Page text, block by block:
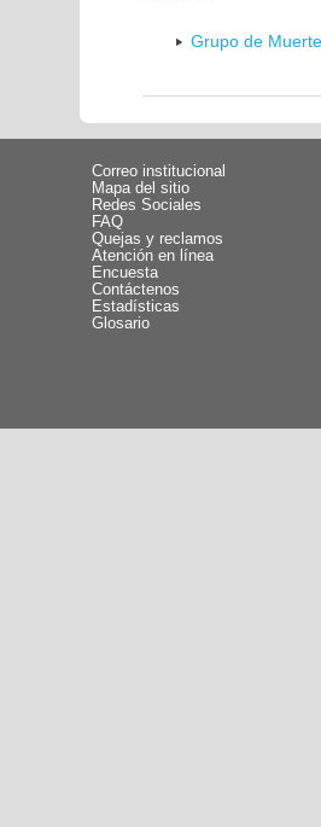
Grupo de
Correo institucional
Mapa del sitio
Redes Sociales
FAQ
Quejas y reclamos
Atención en línea
Encuesta
Contáctenos
Estadísticas
Glosario